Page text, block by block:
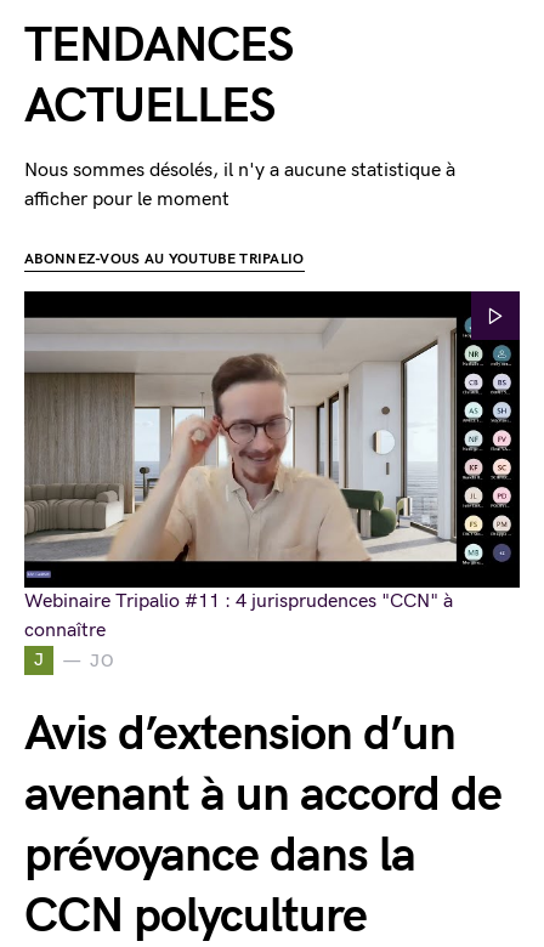
J JO
Avis d’extension d’un
avenant à un accord de
prévoyance dans la
CCN polyculture
TENDANCES
ACTUELLES
Nous sommes désolés, il n'y a aucune statistique à
afficher pour le moment
ABONNEZ-VOUS AU YOUTUBE TRIPALIO
Webinaire Tripalio #11 : 4 jurisprudences "CCN" à
connaître